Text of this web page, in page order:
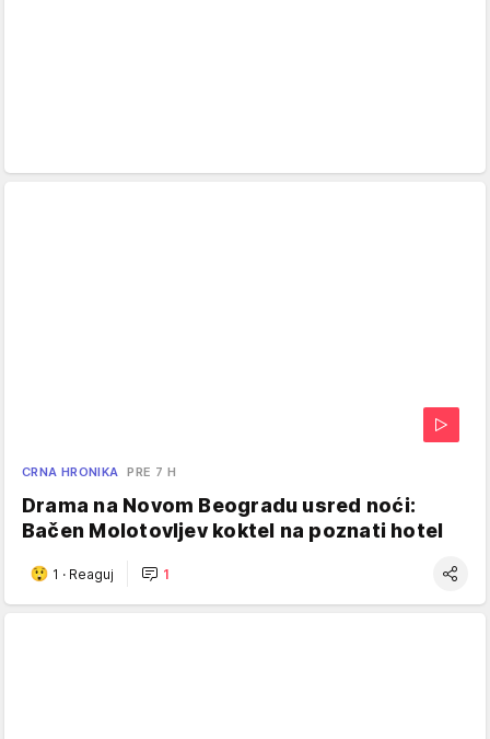
CRNA HRONIKA PRE 7 H
Drama na Novom Beogradu usred noći:
Bačen Molotovljev koktel na poznati hotel
1 · Reaguj 1